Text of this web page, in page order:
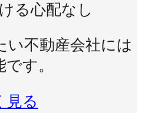
る心配なし
い不動産会社には
す。
見る